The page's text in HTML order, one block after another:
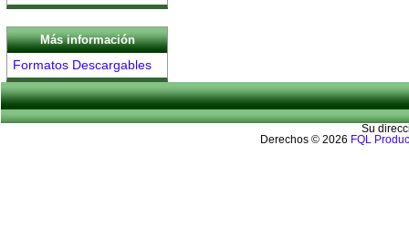
Más información
Formatos Descargables
Su
Derechos © 2026 FQL